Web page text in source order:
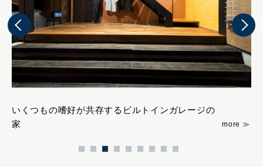
いくつもの嗜好が共存するビルトインガレージの
家